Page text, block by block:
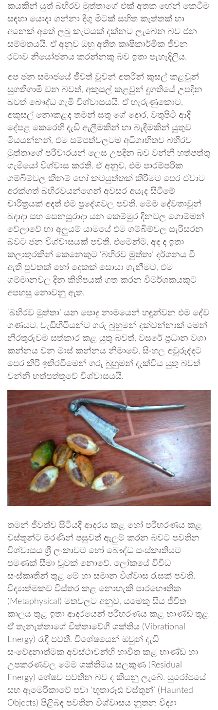
කයකින් යුත් බහිරව මුත්තාගේ එක් අතක හේන් කෙටීම
සඳහා යොදා ගන්නා දිගු මිටක් සහිත කැත්තක් හා
අනෙක් අතේ ලබු කැටයක් දක්නට ලැබෙන බව ජන
සම්මතයයි. ඒ අනුව ඔහු අතීත කෘෂිකාර්මික ජීවන
රටාව නියෝජනය කරන්නකු බව ඉතා පැහැදිලිය.
අප ජන සමාජයේ ජීවත් වූවන් අතරින් කුසල් කළවුන්
සුගතිගාමී වන බවත්, අකුසල් කළවුන් දුගතියේ උපදින
බවත් බෞද්ධ ගැමි විශ්වාසයයි. ඒ හැරුණුකොට,
අකුසල් නොකළද තමන් සතු ගේ දොර, වතුපිටි ආදී
දේපළ කෙරෙහි දැඩි ඇලීමකින් හා බැඳීමකින් යුතුව
මියයන්නන්, එම සම්පත්වලටම අධිගෘහිතව බහිරව
මුත්තාගේ පරිවාරයන් ලෙස උපදින බව වන්නි හත්පත්තු
ගැමියෝ විශ්වාස කරති. ඒ අනුව, එම පාරම්පරික
ගම්බිම්වල කිනම් හෝ කටයුත්තක් කිරීමට පෙර ඒවාට
අරක්ගත් බහිරවයන්ගෙන් අවසර අයැද සිටීමේ
චාරිත්‍රයක් අදත් එම ප්‍රදේශවල පවතී. මෙම දේවතාවුන්
බදාදා සහ සෙනසුරාදා යන කෙම්මුර දිනවල ගොම්මන්
වේලාවේ හා අලුයම් යාමයේ එම ගම්බිම්වල සැරිසරන
බවට ජන විශ්වාසයක් පවතී. එමෙන්ම, අද ද ඉතා
කලාතුරකින් කෙනෙකුට ‘බහිරව මුත්තා’ දර්ශනය වී
ඇති පුවතක් හෝ දෙකක් සොයා ගැනීමට, එම
ගම්මානවල දින කිහිපයක් ගත කරන විමර්ශකයකුට
අපහසු නොවනු ඇත.
‘බහිරව මුත්තා’ යන පොදු නාමයෙන් හඳුන්වන එම දේව
ගණයට, වැඩිහිටියන්ට ගරු බුහුමන් දක්වන්නාක් මෙන්
නිරතුරුවම සත්කාර කළ යුතු බවත්, වසරේ ප්‍රධාන වගා
කන්නය වන මාස් කන්නය නිමාවේ, සිංහල අවුරුද්දට
පෙර කිරි ඉතිරවීමෙන් ගරු බුහුමන් දැක්විය යුතු බවත්
වන්නි හත්පත්තුවේ විශ්වාසයයි.
තමන් ජීවත්ව සිටියදී ආදරය කළ හෝ පරිහරණය කළ
වස්තූන්ට මරණින් පසුවත් ඇලුම් කරන බවට පවතින
විශ්වාසය ශ්‍රී ලංකාවට හෝ බෞද්ධ සංස්කෘතියට
පමණක් සීමා වූවක් නොවේ. ලෝකයේ විවිධ
සංස්කෘතීන් තුළ මේ හා සමාන විශ්වාස රැසක් පවතී.
විද්‍යාත්මකව විස්තර කළ නොහැකි පාරභෞතික
(Metaphysical) මතවලට අනුව, යමෙකු සිය ජීවිත
කාලය තුළ ඉතා ආදරයෙන් පරිහරණය කළ භාණ්ඩ තුළ
ඒ තැනැත්තාගේ චිත්තාවේගී ශක්තිය (Vibrational
Energy) රැඳී පවතී. විශේෂයෙන් ඔවුන් දැඩි
සංවේදනාත්මක අවස්ථාවන්හි භාවිත කළ භාණ්ඩ හා
උපකරණවල මෙම ශක්තිමය සලකුණ (Residual
Energy) ශේෂව පවතින බව ද කියනු ලැබේ. යුරෝපයේ
සහ ඇමෙරිකාවේ පවා ‘භූතාරූඪ වස්තූන්’ (Haunted
Objects) පිළිබඳ පවතින විශ්වාසය නූතන විද්‍යා